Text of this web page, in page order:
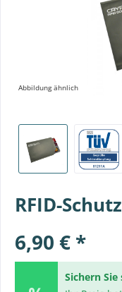
Abbildung ähnlich
RFID-
6,90 € *
Sichern